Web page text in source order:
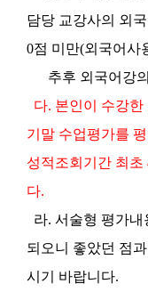
담당 교강사의 외
0점 미만(외국어사
추후 외국어강의
다. 본인이 수강한
기말 수업평가를
성적조회기간 최초
다.
라. 서술형 평가
되오니 좋았던 점
시기 바랍니다.